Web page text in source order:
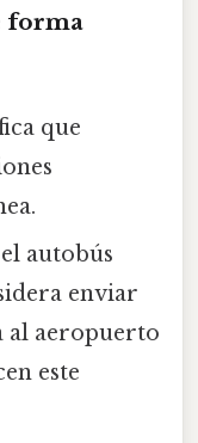
forma
que
autobús
enviar
al aeropuerto
este